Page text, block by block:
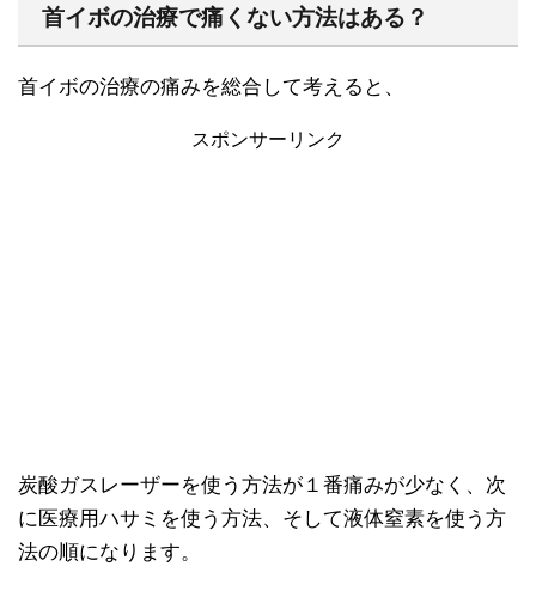
首イボの治療で痛くない方法はある？
首イボの治療の痛みを総合して考えると、
スポンサーリンク
炭酸ガスレーザーを使う方法が１番痛みが少なく、次
に医療用ハサミを使う方法、そして液体窒素を使う方
法の順になります。